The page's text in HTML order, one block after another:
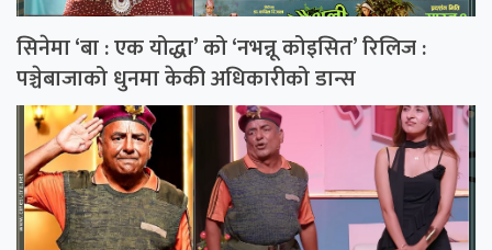
सिनेमा ‘बा : एक योद्धा’ को ‘नभन्नू कोइसित’ रिलिज :
पञ्चेबाजाको धुनमा केकी अधिकारीको डान्स